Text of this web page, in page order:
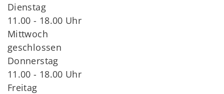
Dienstag
11.00 - 18.00 Uhr
Mittwoch
geschlossen
Donnerstag
11.00 - 18.00 Uhr
Freitag